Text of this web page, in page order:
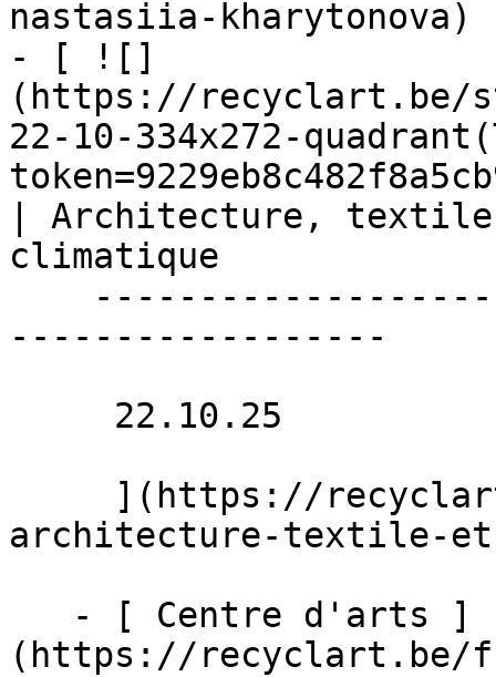
nastasiia-kharytonova)
- [ ![]
(https://recyclart.be/
22-10-334x272-
| Architecture, textile
climatique
------------------
architecture-textile-
(https://recyclart.be/